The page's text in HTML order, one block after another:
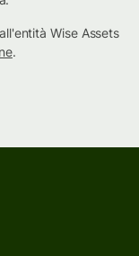
Wise Assets
.